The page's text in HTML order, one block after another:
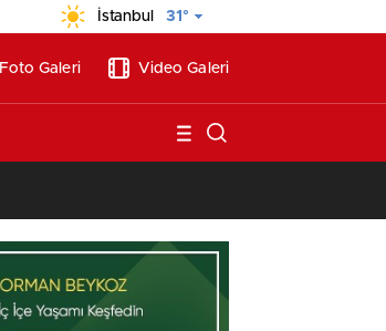
İstanbul 31°
Foto Galeri Video Galeri